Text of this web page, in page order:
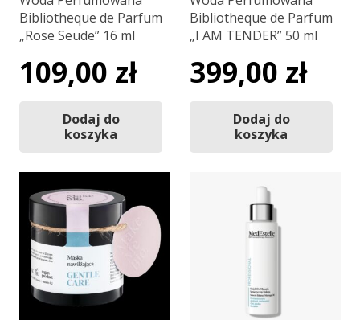
Bibliotheque de Parfum
„Rose Seude” 16 ml
109,00 zł
Dodaj do
koszyka
Bibliotheque de Parfum
„I AM TENDER” 50 ml
399,00 zł
Dodaj do
koszyka